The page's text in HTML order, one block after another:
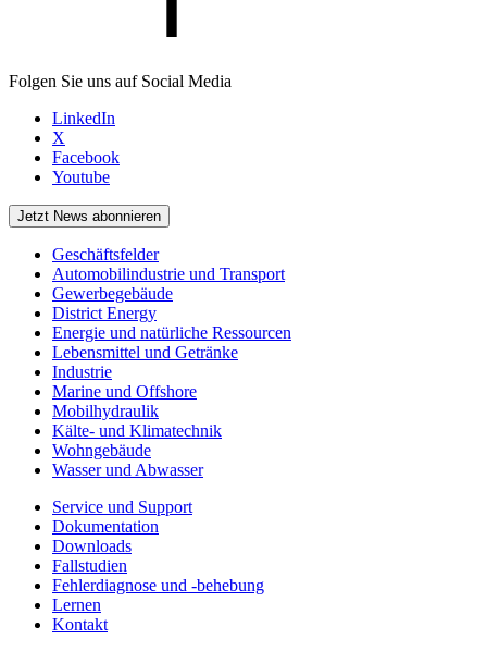
Folgen Sie uns auf Social Media
LinkedIn
X
Facebook
Youtube
Jetzt News abonnieren
Geschäftsfelder
Automobilindustrie und Transport
Gewerbegebäude
District Energy
Energie und natürliche Ressourcen
Lebensmittel und Getränke
Industrie
Marine und Offshore
Mobilhydraulik
Kälte- und Klimatechnik
Wohngebäude
Wasser und Abwasser
Service und Support
Dokumentation
Downloads
Fallstudien
Fehlerdiagnose und -behebung
Lernen
Kontakt